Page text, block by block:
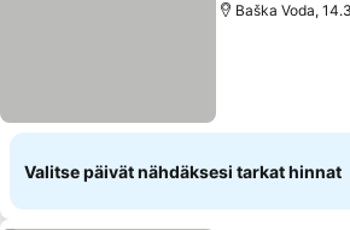
Baška Voda,
Valitse päivät nähdäksesi tarkat hinnat